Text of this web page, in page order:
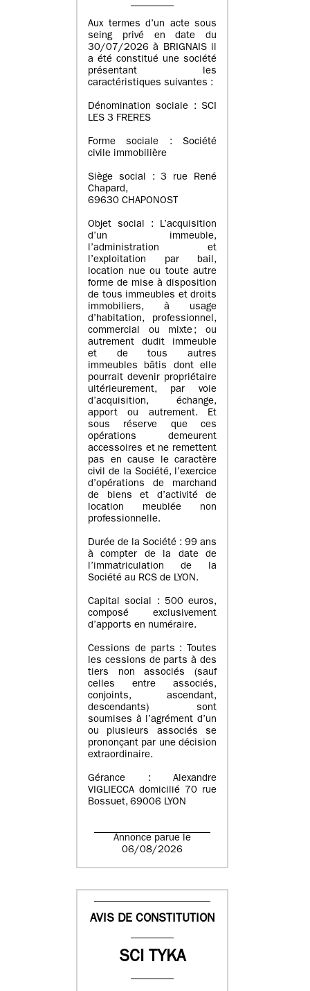
Aux termes d’un acte sous
seing privé en date du
30/07/2026 à BRIGNAIS il
a été constitué une société
présentant les
caractéristiques suivantes :
Dénomination sociale : SCI
LES 3 FRERES
Forme sociale : Société
civile immobilière
Siège social : 3 rue René
Chapard,
69630 CHAPONOST
Objet social : L’acquisition
d’un immeuble,
l’administration et
l’exploitation par bail,
location nue ou toute autre
forme de mise à disposition
de tous immeubles et droits
immobiliers, à usage
d’habitation, professionnel,
commercial ou mixte ; ou
autrement dudit immeuble
et de tous autres
immeubles bâtis dont elle
pourrait devenir propriétaire
ultérieurement, par voie
d’acquisition, échange,
apport ou autrement. Et
sous réserve que ces
opérations demeurent
accessoires et ne remettent
pas en cause le caractère
civil de la Société, l’exercice
d’opérations de marchand
de biens et d’activité de
location meublée non
professionnelle.
Durée de la Société : 99 ans
à compter de la date de
l’immatriculation de la
Société au RCS de LYON.
Capital social : 500 euros,
composé exclusivement
d’apports en numéraire.
Cessions de parts : Toutes
les cessions de parts à des
tiers non associés (sauf
celles entre associés,
conjoints, ascendant,
descendants) sont
soumises à l’agrément d’un
ou plusieurs associés se
prononçant par une décision
extraordinaire.
Gérance : Alexandre
VIGLIECCA domicilié 70 rue
Bossuet, 69006 LYON
Annonce parue le
06/08/2026
AVIS DE CONSTITUTION
SCI TYKA